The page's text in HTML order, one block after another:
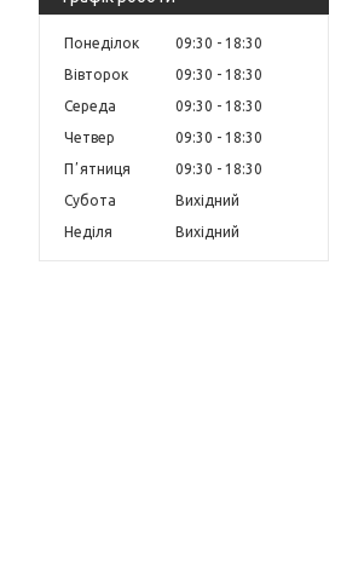
Понеділок 09:30
18:30
Вівторок
09:30
18:30
Середа
09:30
18:30
Четвер
09:30
18:30
Пʼятниця
09:30
18:30
Субота
Вихідний
Неділя
Вихідний